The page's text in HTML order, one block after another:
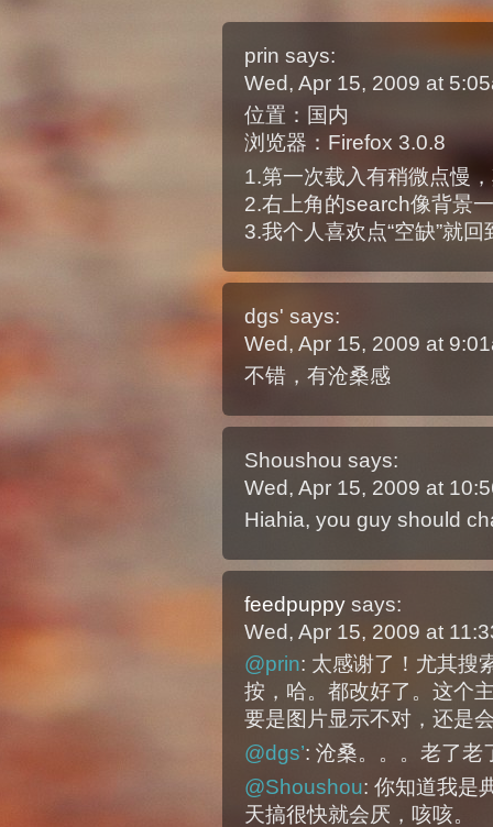
prin says:
Wed, Apr 15, 2009 at
位置：国内
浏览器：Firefox 3.0.8
1.第一次载入有稍微点慢
2.右上角的search像背景
3.我个人喜欢点“空缺”就
dgs' says:
Wed, Apr 15, 2009 at
不错，有沧桑感
Shoushou says:
Wed, Apr 15, 2009 at
Hiahia, you guy should
feedpuppy says:
Wed, Apr 15, 2009 at
@prin: 太感谢了！尤其搜
按，哈。都改好了。这个
要是图片显示不对，还是
@dgs’: 沧桑。。。老了老
@Shoushou: 你知道我是
天搞很快就会厌，咳咳。